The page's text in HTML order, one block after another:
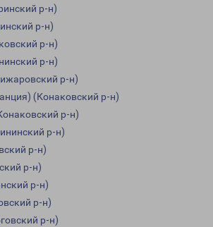
р-н)
р-н)
р-н)
р-н)
р-н)
(Конаковский р-н)
р-н)
р-н)
р-н)
р-н)
р-н)
р-н)
р-н)